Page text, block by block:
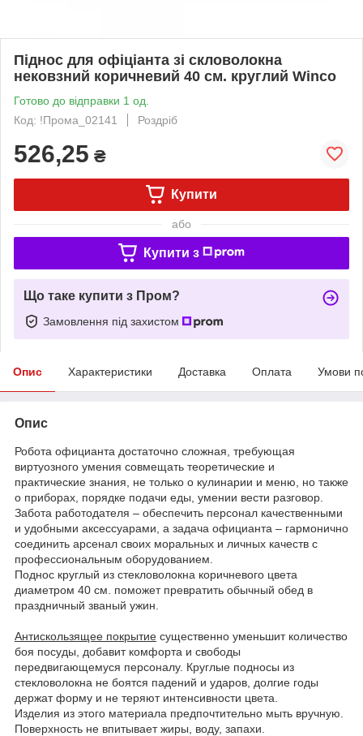
Піднос для офіціанта зі скловолокна
нековзний коричневий 40 см. круглий Winco
Готово до відправки 1 од.
Код: !Прома_02141
Роздріб
526,25 ₴
Купити
або
Купити з
Що таке купити з Пром?
Замовлення під захистом
Опис Характеристики Доставка Оплата Умови
Опис
Робота официанта достаточно сложная, требующая
виртуозного умения совмещать теоретические и
практические знания, не только о кулинарии и меню, но также
о приборах, порядке подачи еды, умении вести разговор.
Забота работодателя – обеспечить персонал качественными
и удобными аксессуарами, а задача официанта – гармонично
соединить арсенал своих моральных и личных качеств с
профессиональным оборудованием.
Поднос круглый из стекловолокна коричневого цвета
диаметром 40 см. поможет превратить обычный обед в
праздничный званый ужин.
Антискользящее покрытие существенно уменьшит количество
боя посуды, добавит комфорта и свободы
передвигающемуся персоналу. Круглые подносы из
стекловолокна не боятся падений и ударов, долгие годы
держат форму и не теряют интенсивности цвета.
Изделия из этого материала предпочтительно мыть вручную.
Поверхность не впитывает жиры, воду, запахи.